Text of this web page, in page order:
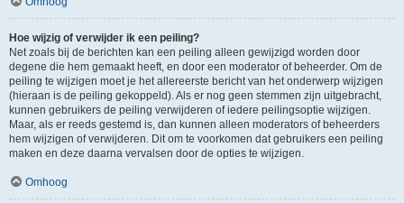
Hoe wijzig of verwijder ik een peiling?
Net zoals bij de berichten kan een peiling alleen gewijzigd worden door
degene die hem gemaakt heeft, en door een moderator of beheerder. Om de
peiling te wijzigen moet je het allereerste bericht van het onderwerp wijzigen
(hieraan is de peiling gekoppeld). Als er nog geen stemmen zijn uitgebracht,
kunnen gebruikers de peiling verwijderen of iedere peilingsoptie wijzigen.
Maar, als er reeds gestemd is, dan kunnen alleen moderators of beheerders
hem wijzigen of verwijderen. Dit om te voorkomen dat gebruikers een peiling
maken en deze daarna vervalsen door de opties te wijzigen.
Omhoog